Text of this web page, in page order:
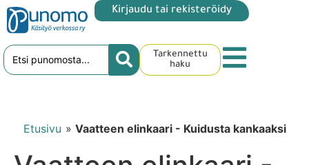
Kirjaudu tai rekisteröidy
Tarkennettu
haku
Etusivu » Vaatteen elinkaari - Kuidusta kankaaksi